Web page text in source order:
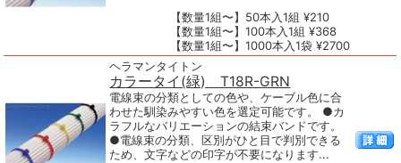
【数量1組〜】50本入1組 ¥210
【数量1組〜】100本入1組 ¥368
【数量1組〜】1000本入1袋 ¥2700
ヘラマンタイトン
カラータイ(緑) T18R-GRN
電線束の分類としての色や、ケーブル色に合
わせた馴染みやすい色を選定可能です。 ●カ
ラフルなバリエーションの結束バンドです。
●電線束の分類、区別がひと目で判別できる
ため、文字などの印字が不要になります...